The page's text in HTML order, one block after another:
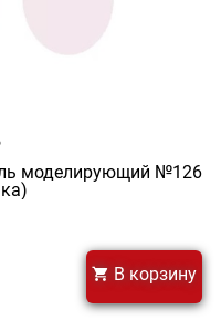
моделирующий №126
В корзину